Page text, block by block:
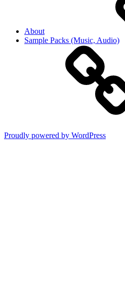
About
Sample Packs (Music, Audio)
Proudly powered by WordPress